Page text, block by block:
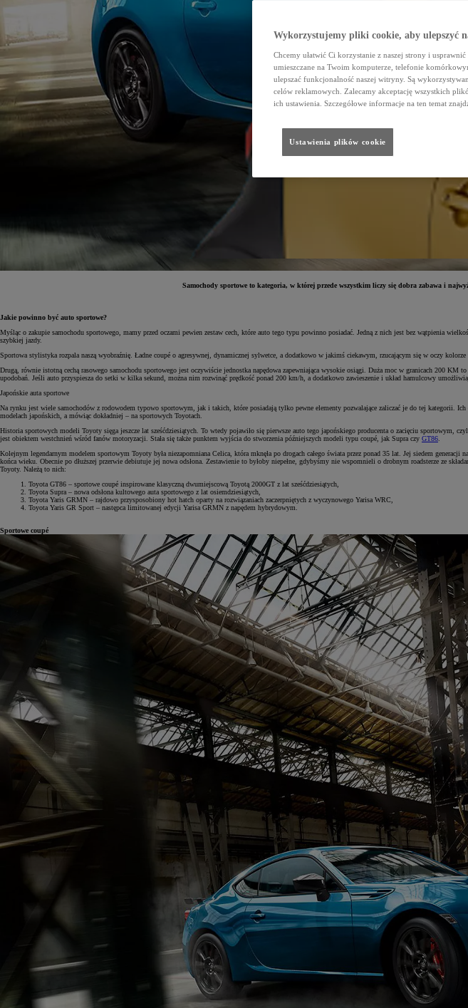
Samochody sportowe to kategoria, w której przede wszystkim liczy się dobra zabawa i
Jakie powinno być auto sportowe?
Myśląc o zakupie samochodu sportowego, mamy przed oczami pewien zestaw cech, które auto tego typu powinno posiadać. Jedną z nich jest bez wątpienia
szybkiej jazdy.
Sportowa stylistyka rozpala naszą wyobraźnię. Ładne coupé o agresywnej, dynamicznej sylwetce, a dodatkowo w jakimś ciekawym, rzucającym się w oczy
Drugą, równie istotną cechą rasowego samochodu sportowego jest oczywiście jednostka napędowa zapewniająca wysokie osiągi. Duża moc w granicach 200
upodobań. Jeśli auto przyspiesza do setki w kilka sekund, można nim rozwinąć prędkość ponad 200 km/h, a dodatkowo zawieszenie i układ hamulcowy
Japońskie auta sportowe
Na rynku jest wiele samochodów z rodowodem typowo sportowym, jak i takich, które posiadają tylko pewne elementy pozwalające zaliczać je do tej kategorii.
modelach japońskich, a mówiąc dokładniej – na sportowych Toyotach.
Historia sportowych modeli Toyoty sięga jeszcze lat sześćdziesiątych. To wtedy pojawiło się pierwsze auto tego japońskiego producenta o zacięciu sportowym,
jest obiektem westchnień wśród fanów motoryzacji. Stała się także punktem wyjścia do stworzenia późniejszych modeli typu coupé, jak Supra czy GT86.
Kolejnym legendarnym modelem sportowym Toyoty była niezapomniana Celica, która mknęła po drogach całego świata przez ponad 35 lat. Jej siedem
końca wieku. Obecnie po dłuższej przerwie debiutuje jej nowa odsłona. Zestawienie to byłoby niepełne, gdybyśmy nie wspomnieli o drobnym roadsterze ze
Toyoty. Należą to nich:
Toyota GT86 – sportowe coupé inspirowane klasyczną dwumiejscową Toyotą 2000GT z lat sześćdziesiątych,
Toyota Supra – nowa odsłona kultowego auta sportowego z lat osiemdziesiątych,
Toyota Yaris GRMN – rajdowo przysposobiony hot hatch oparty na rozwiązaniach zaczerpniętych z wyczynowego Yarisa WRC,
Toyota Yaris GR Sport – następca limitowanej edycji Yarisa GRMN z napędem hybrydowym.
Sportowe coupé
Wykorzystujemy pliki cookie, aby ulepszyć
Chcemy ułatwić Ci korzystanie z naszej strony i
umieszczane na Twoim komputerze, telefonie
ulepszać funkcjonalność naszej witryny. Są
celów reklamowych. Zalecamy akceptację wszystkich
ich ustawienia. Szczegółowe informacje na ten temat
Ustawienia plików cookie